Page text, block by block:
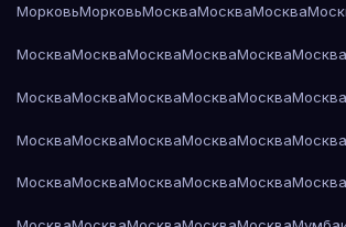
МорковьМорковьМоскваМоскваМосква
МоскваМоскваМоскваМоскваМоскваМосква
МоскваМоскваМоскваМоскваМоскваМосква
МоскваМоскваМоскваМоскваМоскваМосква
МоскваМоскваМоскваМоскваМоскваМосква